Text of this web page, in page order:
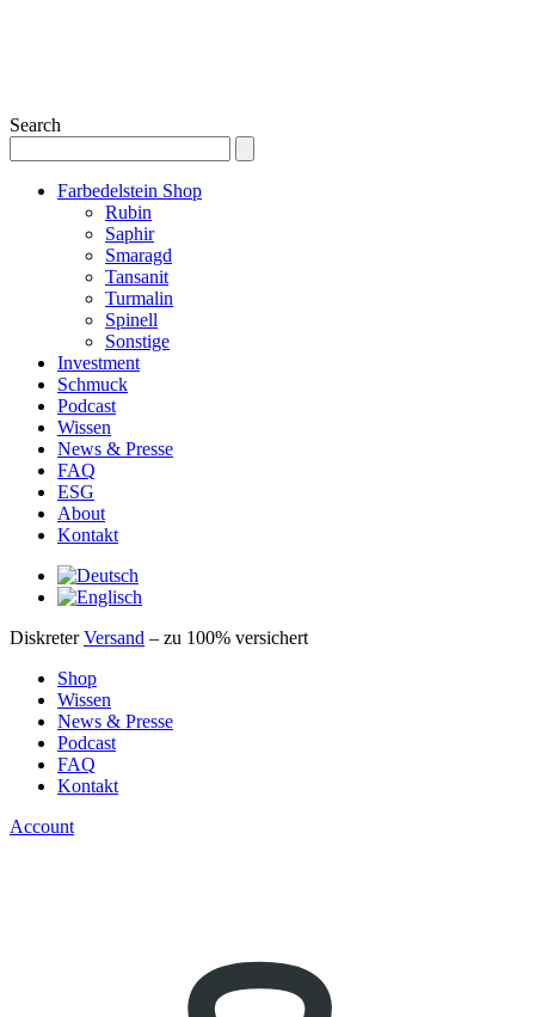
Search
Farbedelstein Shop
Rubin
Saphir
Smaragd
Tansanit
Turmalin
Spinell
Sonstige
Investment
Schmuck
Podcast
Wissen
News & Presse
FAQ
ESG
About
Kontakt
DiskreterVersand – zu 100% versichert
Shop
Wissen
News & Presse
Podcast
FAQ
Kontakt
Account